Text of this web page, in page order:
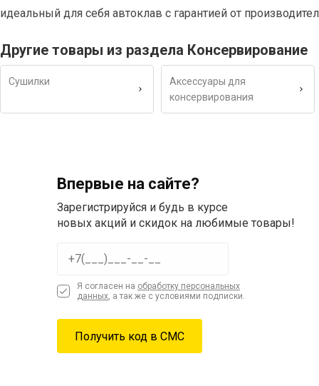
идеальный для себя автоклав с гарантией от
Другие товары из раздела Консервирование
Сушилки
Аксессуары для
консервирования
Впервые на сайте?
Зарегистрируйся и будь в курсе
новых акций и скидок на любимые товары!
Я согласен на обработку персональных
данных , а так же с условиями подписки.